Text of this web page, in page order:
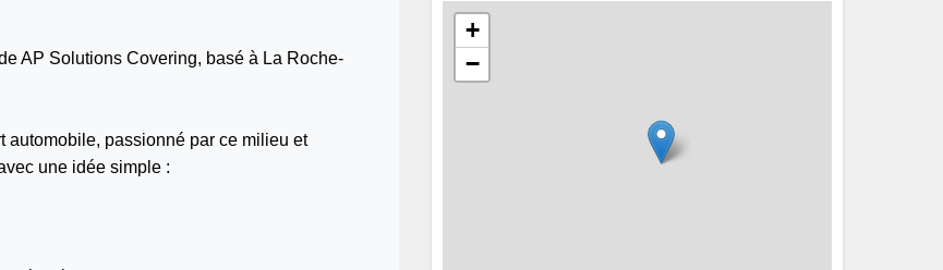
AP Solutions Covering, basé à La Roche-
automobile, passionné par ce milieu et
une idée simple :